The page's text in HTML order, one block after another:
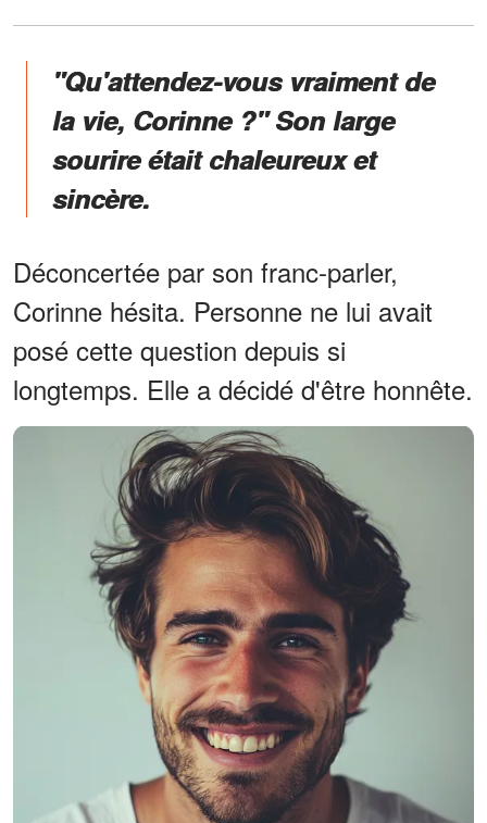
"Qu'attendez-vous vraiment de
la vie, Corinne ?" Son large
sourire était chaleureux et
sincère.
Déconcertée par son franc-parler,
Corinne hésita. Personne ne lui avait
posé cette question depuis si
longtemps. Elle a décidé d'être honnête.